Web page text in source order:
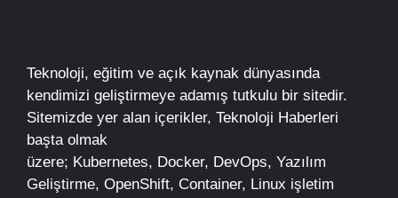
Teknoloji, eğitim ve açık kaynak dünyasında
kendimizi geliştirmeye adamış tutkulu bir sitedir.
Sitemizde yer alan içerikler, Teknoloji Haberleri
başta olmak
üzere; Kubernetes, Docker, DevOps, Yazılım
Geliştirme, OpenShift, Container, Linux işletim